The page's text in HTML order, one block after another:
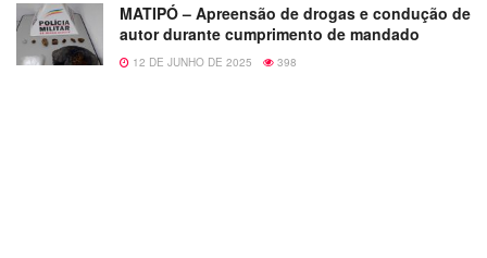
MATIPÓ – Apreensão de drogas e condução de
autor durante cumprimento de mandado
12 DE JUNHO DE 2025 398